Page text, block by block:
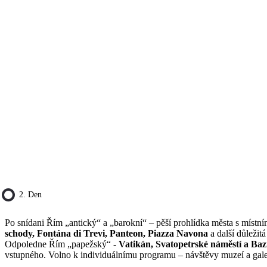
2. Den
Po snídani Řím „antický“ a „barokní“ – pěší prohlídka města s
schody, Fontána di Trevi, Panteon, Piazza Navona a další
Odpoledne Řím „papežský“ - Vatikán, Svatopetrské náměstí a
vstupného. Volno k individuálnímu programu – návštěvy muzeí a